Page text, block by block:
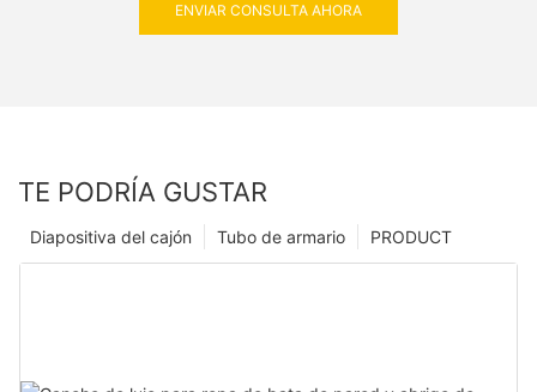
ENVIAR CONSULTA AHORA
TE PODRÍA GUSTAR
PRODUCT
Tubo de armario
Diapositiva del cajón